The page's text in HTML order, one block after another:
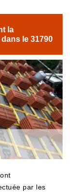
la
le 31790
par les